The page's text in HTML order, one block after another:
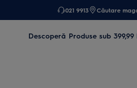
021 9913 Căutare
Descoperă Produse sub 399,99